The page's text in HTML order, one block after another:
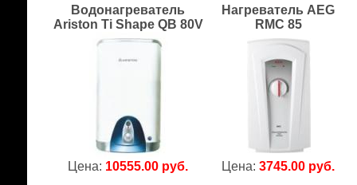
Водонагреватель
Ariston Ti Shape QB 80V
Цена: 10555.00 руб.
Нагреватель AEG
RMC 85
Цена:3745.00 руб.